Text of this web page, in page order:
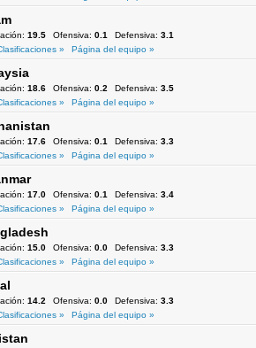
19.5 Ofensiva: 0.1 Defensiva: 3.1
»
Página del equipo »
18.6 Ofensiva: 0.2 Defensiva: 3.5
»
Página del equipo »
17.6 Ofensiva: 0.1 Defensiva: 3.3
»
Página del equipo »
17.0 Ofensiva: 0.1 Defensiva: 3.4
»
Página del equipo »
15.0 Ofensiva: 0.0 Defensiva: 3.3
»
Página del equipo »
14.2 Ofensiva: 0.0 Defensiva: 3.3
»
Página del equipo »